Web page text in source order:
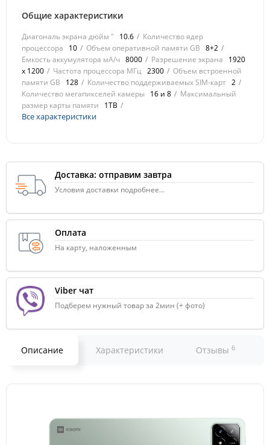
Общие характеристики
Диагональ экрана дюйм " 10.6
Количество ядер
процессора
10 Объем оперативной памяти GB 8+2
Емкость аккумулятора мА/ч 8000 Разрешение экрана
1920
х 1200
Частота процессора МГц 2300
Объем встроенной
памяти GB
128 Количество поддерживаемых SIM-карт 2
Количество мегапикселей камеры
16 и 8
Максимальный
размер карты памяти
1TB
Все характеристики
Доставка: отправим завтра
Условия доставки подробнее...
Оплата
На карту, наложенным
Viber чат
Подберем нужный товар за 2мин (+ фото)
Описание Характеристики Отзывы 6